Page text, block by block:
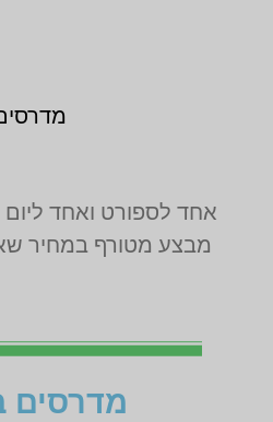
אחד לספורט ואחד ליום יום | 1 +1 + 1 על כל סוגי המדרסים | בדיקה בסריקת לייזר תלת מימד חינם | בכפוף
מבצע מטורף במחיר
מדרסים במבצע: 3 זוגות לפי מידת